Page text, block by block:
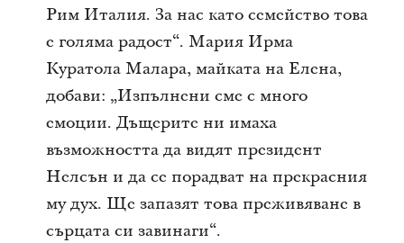
Рим Италия. За нас като семейство това
е голяма радост“. Мария Ирма
Куратола Малара, майката на Елена,
добави: „Изпълнени сме с много
емоции. Дъщерите ни имаха
възможността да видят президент
Нелсън и да се порадват на прекрасния
му дух. Ще запазят това преживяване в
сърцата си завинаги“.